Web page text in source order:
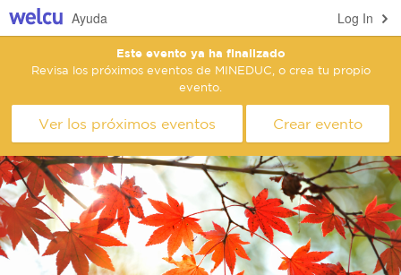
Log In
Ayuda
Este evento ya ha finalizado
Revisa los próximos eventos de MINEDUC, o crea tu propio
evento.
Ver los próximos eventos Crear evento